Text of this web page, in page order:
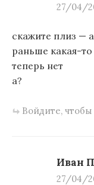
27/04/
скажите плиз —
раньше какая-
теперь нет
а?
Войдите, чтобы
Иван
27/04/